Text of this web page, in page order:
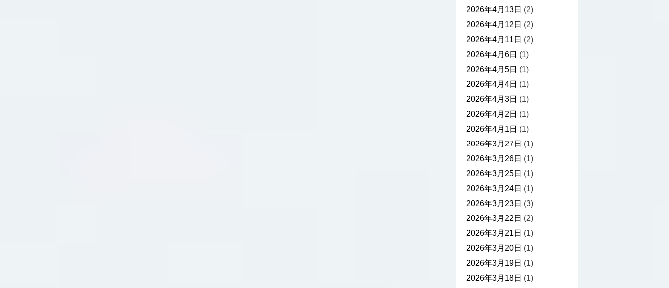
2026年4月13日 (2)
2026年4月12日 (2)
2026年4月11日 (2)
2026年4月6日 (1)
2026年4月5日 (1)
2026年4月4日 (1)
2026年4月3日 (1)
2026年4月2日 (1)
2026年4月1日 (1)
2026年3月27日 (1)
2026年3月26日 (1)
2026年3月25日 (1)
2026年3月24日 (1)
2026年3月23日 (3)
2026年3月22日 (2)
2026年3月21日 (1)
2026年3月20日 (1)
2026年3月19日 (1)
2026年3月18日 (1)